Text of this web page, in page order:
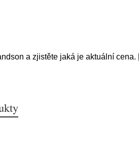
a zjistěte jaká je aktuální cena.